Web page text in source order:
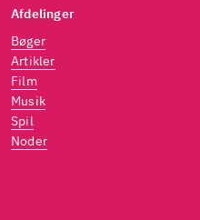
Afdelinger
Bøger
Artikler
Film
Musik
Spil
Noder